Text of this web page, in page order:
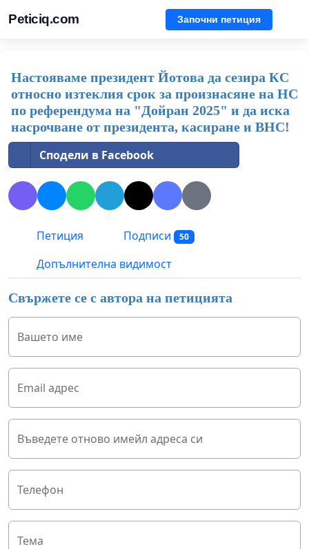
Peticiq.com Започни петиция
Настояваме президент Йотова да сезира КС
относно изтеклия срок за произнасяне на НС
по референдума на "Дойран 2025" и да иска
насрочване от президента, касиране и ВНС!
Сподели в Facebook
Петиция Подписи 50
Допълнителна видимост
Свържете се с автора на петицията
Вашето име
Email адрес
Въведете отново имейл адреса си
Телефон
Тема